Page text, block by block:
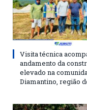
Visita técnica
andamento da
elevado na
Diamantino, região